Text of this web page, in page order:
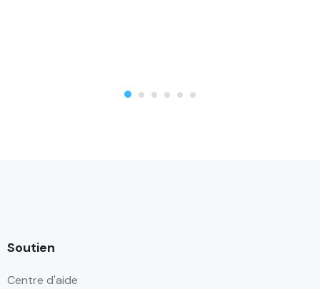
Soutien
Centre d'aide